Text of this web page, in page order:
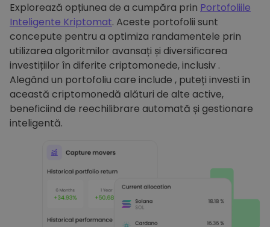
Explorează opțiunea de a cumpăra prin Portofoliile
Inteligente Kriptomat. Aceste portofolii sunt
concepute pentru a optimiza randamentele prin
utilizarea algoritmilor avansați și diversificarea
investițiilor în diferite criptomonede, inclusiv .
Alegând un portofoliu care include , puteți investi în
această criptomonedă alături de alte active,
beneficiind de reechilibrare automată și gestionare
inteligentă.